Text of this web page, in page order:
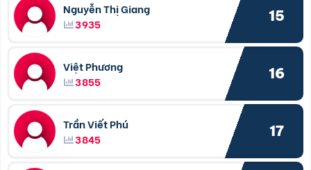
Nguyễn Thị Giang
3935
15
Việt Phương
3855
16
Trần Viết Phú
3845
17